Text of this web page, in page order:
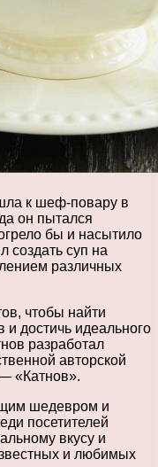
к шеф-повару в
он пытался
бы и насытило
создать суп на
различных
чтобы найти
и достичь идеального
разработал
авторской
«Катнов».
шедевром и
посетителей
вкусу и
и любимых